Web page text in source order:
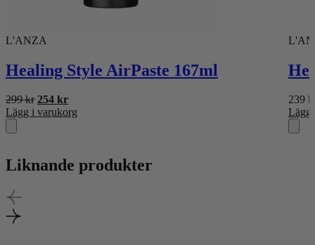
L'ANZA
Healing Style AirPaste 167ml
299kr Det
ursprungliga
254 krDet
nuvarande
Lägg i varukorg
239
Lägg
Liknande produkter